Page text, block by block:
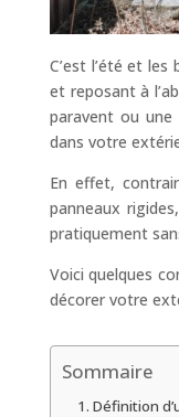
C’est l’été et les
et reposant à
paravent ou
dans votre
En effet,
panneaux
pratiquement
Voici quelques
décorer votre
Sommaire
Définition